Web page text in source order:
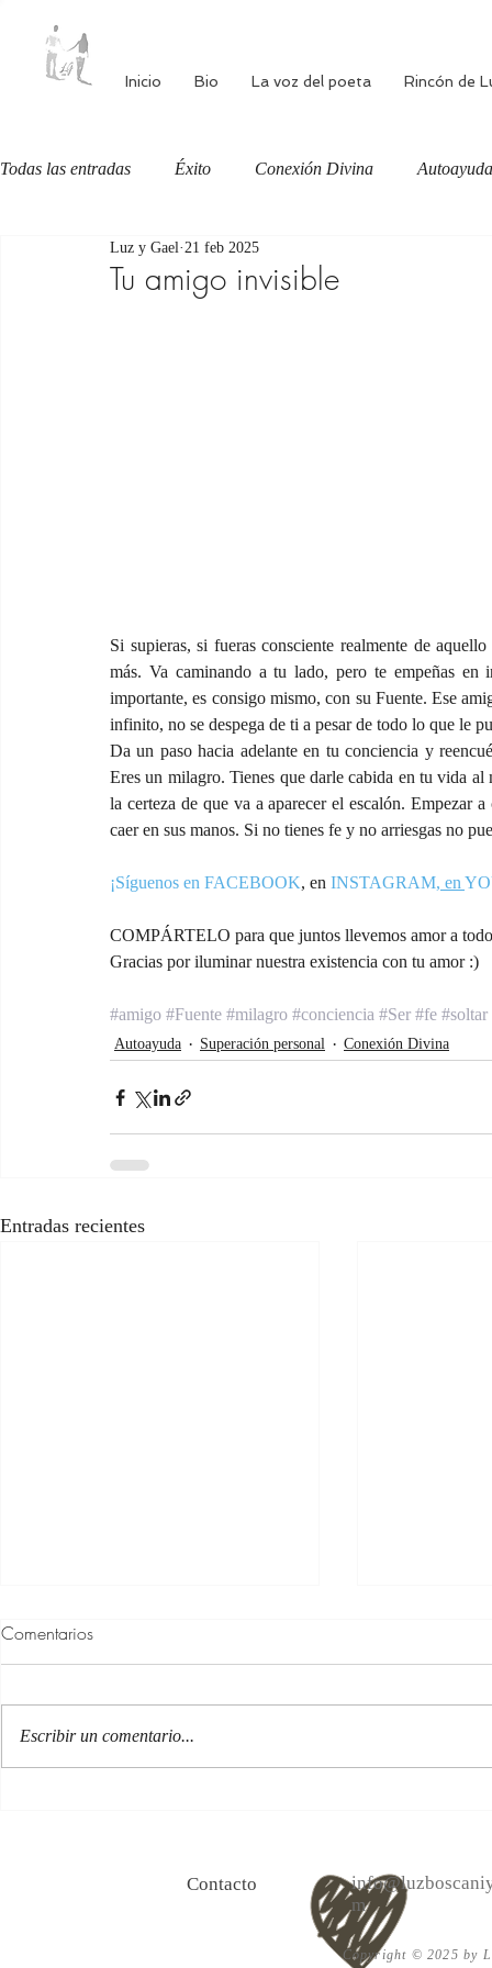
Inicio Bio La voz del poeta Rincón de
Todas las entradas Éxito Conexión Divina Autoayuda
Autoestima Alimentación consciente
Tu amigo invisible
Luz y Gael 21 feb 2025
Si supieras, si fueras consciente realmente de
más. Va caminando a tu lado, pero te empeñas en
importante, es consigo mismo, con su Fuente. Ese
infinito, no se despega de ti a pesar de todo lo que le
Da un paso hacia adelante en tu conciencia y
Eres un milagro. Tienes que darle cabida en tu vida
la certeza de que va a aparecer el escalón. Empezar
caer en sus manos. Si no tienes fe y no arriesgas no
¡Síguenos en FACEBOOK, en INSTAGRAM, en
COMPÁRTELO para que juntos llevemos amor a
Gracias por iluminar nuestra existencia con tu amor :)
#amigo #Fuente #milagro #conciencia #Ser #fe #soltar
Autoayuda Superación personal Conexión Divina
Entradas recientes
Comentarios
Escribir un comentario...
Contacto
m
Copyright © 2025 by